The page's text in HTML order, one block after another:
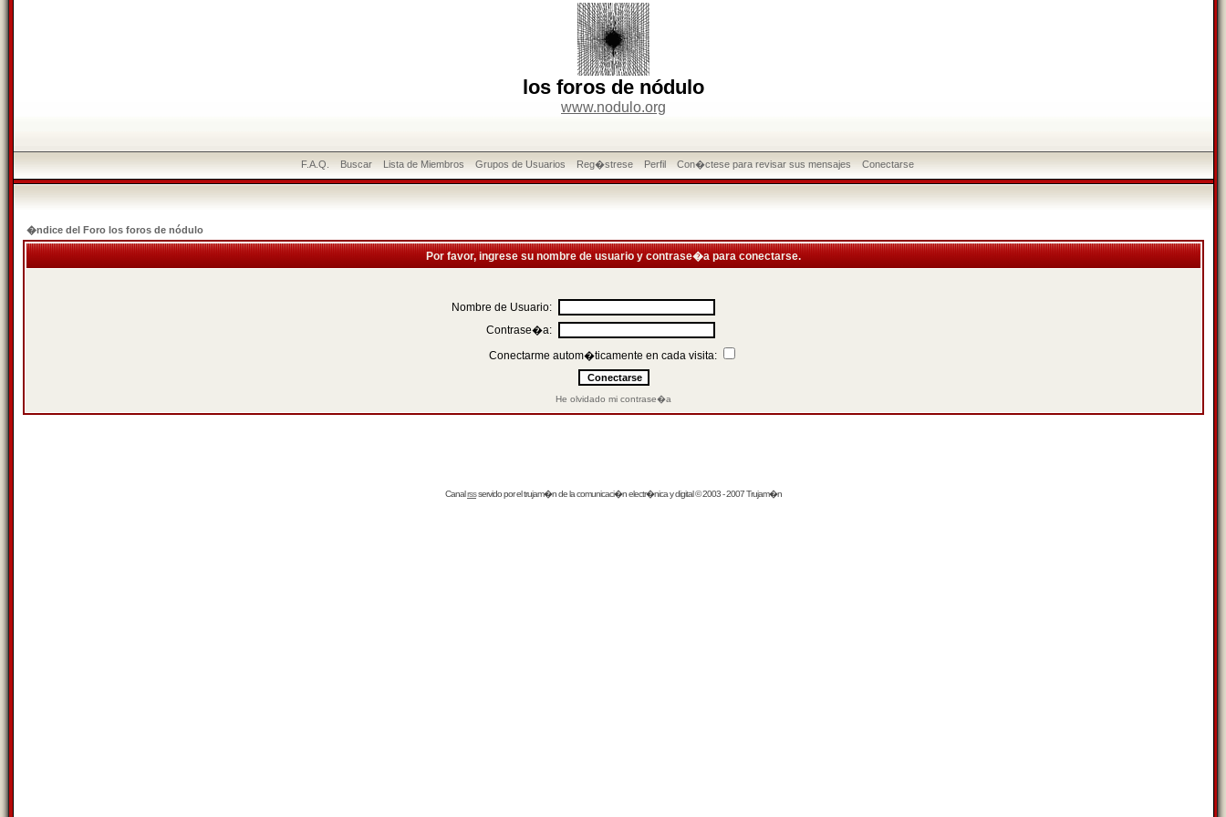
los foros de nódulo
www.nodulo.org
F.A.Q. Buscar Lista de Miembros Grupos de Usuarios Reg�strese Perfil Con�ctese para revisar sus mensajes Conectarse
�ndice del Foro los foros de nódulo
Por favor, ingrese su nombre de usuario y contrase�a para conectarse.
Nombre de Usuario:
Contrase�a:
Conectarme autom�ticamente en cada visita:
He olvidado mi contrase�a
Canalrssservido por eltrujam�nde la comunicaci�n electr�nica y digital © 2003 - 2007 Trujam�n